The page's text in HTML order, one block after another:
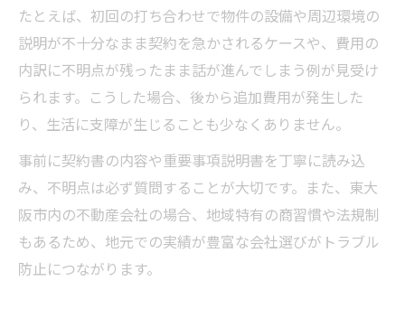
たとえば、初回の打ち合わせで物件の設備や周辺環境の
説明が不十分なまま契約を急かされるケースや、費用の
内訳に不明点が残ったまま話が進んでしまう例が見受け
られます。こうした場合、後から追加費用が発生した
り、生活に支障が生じることも少なくありません。
事前に契約書の内容や重要事項説明書を丁寧に読み込
み、不明点は必ず質問することが大切です。また、東大
阪市内の不動産会社の場合、地域特有の商習慣や法規制
もあるため、地元での実績が豊富な会社選びがトラブル
防止につながります。